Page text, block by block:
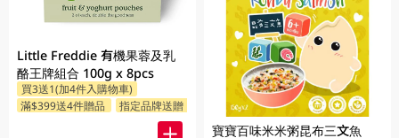
Little Freddie 有機果蓉及乳
酪王牌組合 100g x 8pcs
買3送1(加4件入購物車)
滿$399送4件贈品
指定品牌送贈品
寶寶百味米米粥昆布三文魚